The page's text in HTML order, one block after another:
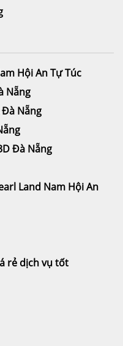
Hội An Tự Túc
Nẵng
Đà Nẵng
Đà Nẵng
Land Nam Hội An
rẻ dịch vụ tốt